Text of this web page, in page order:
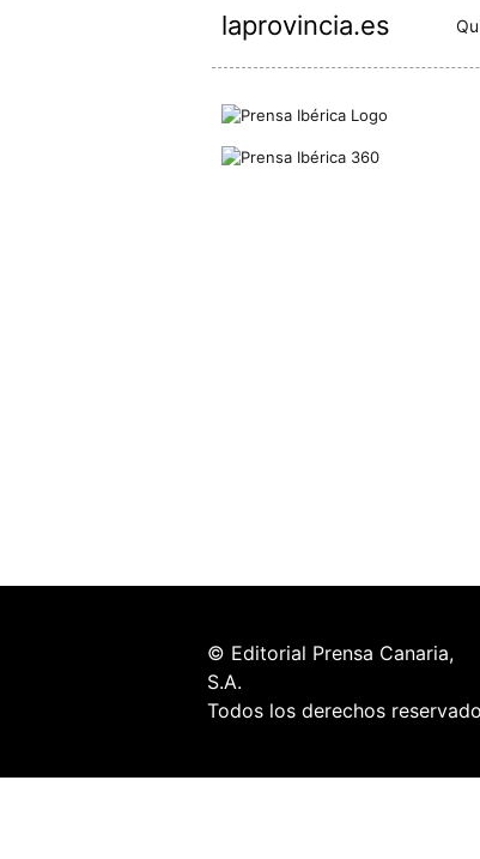
laprovincia.es
© Editorial Prensa Canaria,
S.A.
Todos los derechos